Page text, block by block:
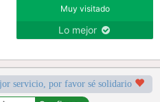
Muy visitado
Lo mejor
servicio, por favor sé solidario